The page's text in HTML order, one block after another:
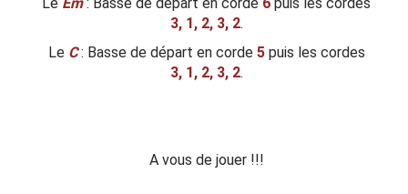
3, 1, 2, 3, 2.
Le C: Basse de départ en corde 5puis les cordes
3, 1, 2, 3, 2.
A vous de jouer !!!